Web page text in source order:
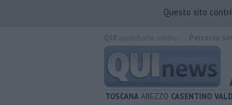
Questo sito
TOSCANA AREZZO CASENTINO